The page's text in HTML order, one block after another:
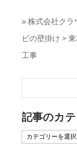
» 株式会社クラ
ビの壁掛け >
工事
記事のカ
記